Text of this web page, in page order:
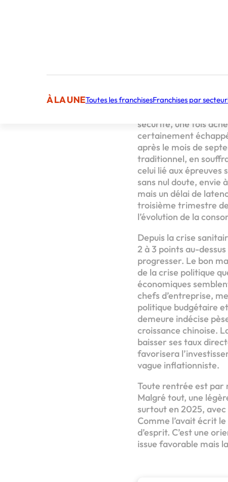
À LA UNEToutes les franchisesFranchises par secteur
La
La France connaîtra-
CrediPro, si en amont
sécurité, une fois
certainement
après le mois de
traditionnel, en
celui lié aux épreuves
sans nul doute, envie
mais un délai de
troisième trimestre
l’évolution de la
Depuis la crise
2 à 3 points au-
progresser. Le bon
de la crise politique
économiques
chefs d’entreprise,
politique budgétaire
demeure indécise
croissance chinoise.
baisser ses taux
favorisera
vague inflationniste.
Toute rentrée est par
Malgré tout, une
surtout en 2025, avec
Comme l’avait écrit
d’esprit. C’est une
issue favorable mais